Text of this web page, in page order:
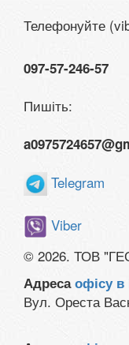
Телефонуйте
097-57-246-57
Пишіть:
Telegram
Viber
© 2026. ТОВ
Адресаофісу в
Вул. Ореста